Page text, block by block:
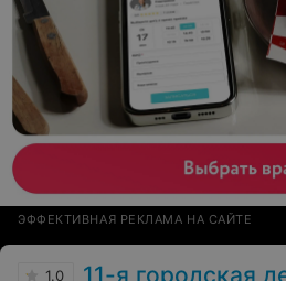
ЭФФЕКТИВНАЯ РЕКЛАМА НА САЙТЕ
1.0 11-я городская